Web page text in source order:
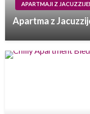
APARTMAJI Z
Apartma z